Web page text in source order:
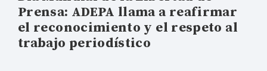
Prensa: ADEPA llama a reafirmar
el reconocimiento y el respeto al
trabajo periodístico